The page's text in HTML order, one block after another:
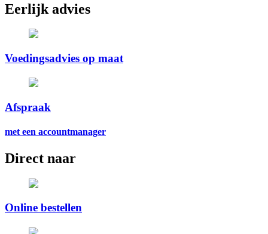
Eerlijk advies
Voedingsadvies op maat
Afspraak
met een accountmanager
Direct naar
Online bestellen